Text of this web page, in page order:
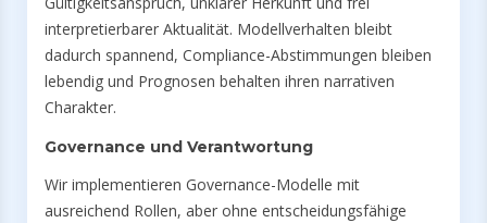
interpretierbarer Aktualität. Modellverhalten bleibt
dadurch spannend, Compliance-Abstimmungen bleiben
lebendig und Prognosen behalten ihren narrativen
Charakter.
Governance und Verantwortung
Wir implementieren Governance-Modelle mit
ausreichend Rollen, aber ohne entscheidungsfähige